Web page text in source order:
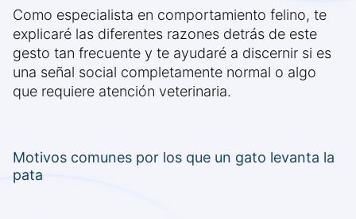
Como especialista en comportamiento felino, te
explicaré las diferentes razones detrás de este
gesto tan frecuente y te ayudaré a discernir si es
una señal social completamente normal o algo
que requiere atención veterinaria.
Motivos comunes por los que un gato levanta la
pata